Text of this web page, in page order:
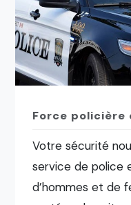
Force policière
Votre sécurité
service de police
d’hommes et de